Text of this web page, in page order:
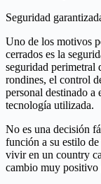
Seguridad
Uno de los motivos
cerrados es la
seguridad perimetral
rondines, el control
personal destinado a
tecnología utilizada.
No es una decisión
función a su estilo
vivir en un country
cambio muy positivo